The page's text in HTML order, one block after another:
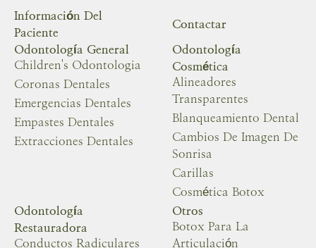
Información Del
Paciente
Contactar
Odontología General
Children's Odontologia
Coronas Dentales
Emergencias Dentales
Empastes Dentales
Extracciones Dentales
Odontología
Cosmética
Alineadores
Transparentes
Blanqueamiento Dental
Cambios De Imagen De
Sonrisa
Carillas
Cosmética Botox
Odontología
Restauradora
Conductos Radiculares
Otros
Botox Para La
Articulación